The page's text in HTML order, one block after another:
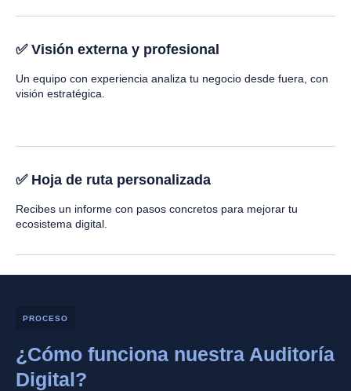
✅ Visión externa y profesional
Un equipo con experiencia analiza tu negocio desde fuera, con
visión estratégica.
✅ Hoja de ruta personalizada
Recibes un informe con pasos concretos para mejorar tu
ecosistema digital.
PROCESO
¿Cómo funciona nuestra Auditoría
Digital?